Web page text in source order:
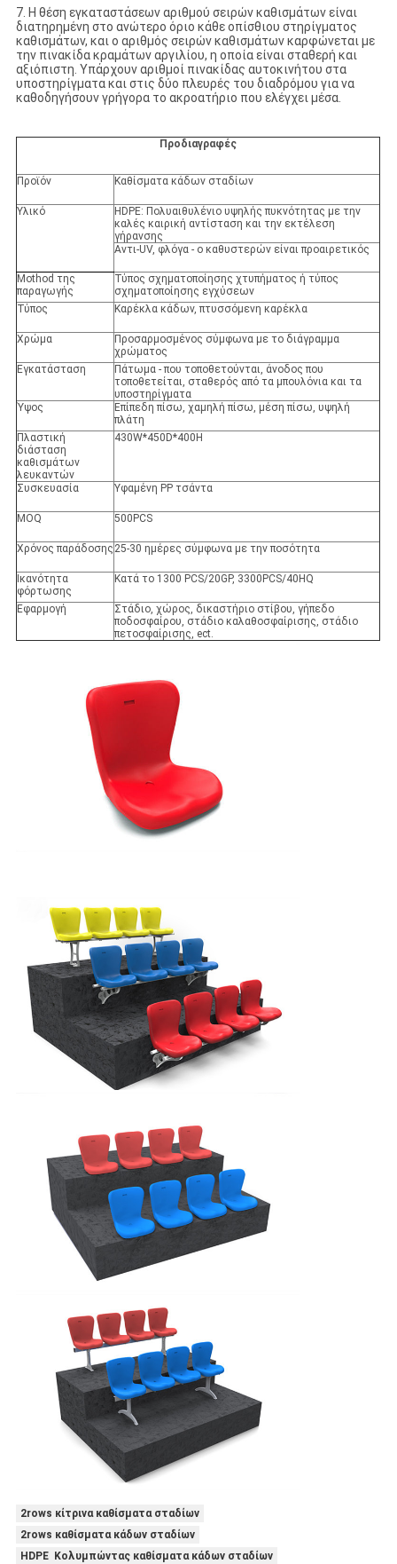
7. Η θέση εγκαταστάσεων αριθμού σειρών καθισμάτων είναι
διατηρημένη στο ανώτερο όριο κάθε οπίσθιου στηρίγματος
καθισμάτων, και ο αριθμός σειρών καθισμάτων καρφώνεται με
την πινακίδα κραμάτων αργιλίου, η οποία είναι σταθερή και
αξιόπιστη. Υπάρχουν αριθμοί πινακίδας αυτοκινήτου στα
υποστηρίγματα και στις δύο πλευρές του διαδρόμου για να
καθοδηγήσουν γρήγορα το ακροατήριο που ελέγχει μέσα.
Προδιαγραφές
Προϊόν Καθίσματα κάδων σταδίων
Υλικό
HDPE: Πολυαιθυλένιο υψηλής πυκνότητας με την
καλές καιρική αντίσταση και την εκτέλεση
γήρανσης
Αντι-UV, φλόγα - ο καθυστερών είναι προαιρετικός
Mothod της
παραγωγής
Τύπος σχηματοποίησης χτυπήματος ή τύπος
σχηματοποίησης εγχύσεων
Τύπος
Καρέκλα κάδων, πτυσσόμενη καρέκλα
Χρώμα
Προσαρμοσμένος σύμφωνα με το διάγραμμα
χρώματος
Εγκατάσταση
Πάτωμα - που τοποθετούνται, άνοδος που
τοποθετείται, σταθερός από τα μπουλόνια και τα
υποστηρίγματα
Ύψος
Επίπεδη πίσω, χαμηλή πίσω, μέση πίσω, υψηλή
πλάτη
Πλαστική
διάσταση
καθισμάτων
λευκαντών
430W*450D*400H
Συσκευασία Υφαμένη PP τσάντα
MOQ 500PCS
Χρόνος παράδοσης 25-30 ημέρες σύμφωνα με την ποσότητα
Ικανότητα
φόρτωσης
Κατά το 1300 PCS/20GP, 3300PCS/40HQ
Εφαρμογή
Στάδιο, χώρος, δικαστήριο στίβου, γήπεδο
ποδοσφαίρου, στάδιο καλαθοσφαίρισης, στάδιο
πετοσφαίρισης, ect.
2rows κίτρινα καθίσματα σταδίων
2rows καθίσματα κάδων σταδίων
HDPE Κολυμπώντας καθίσματα κάδων σταδίων